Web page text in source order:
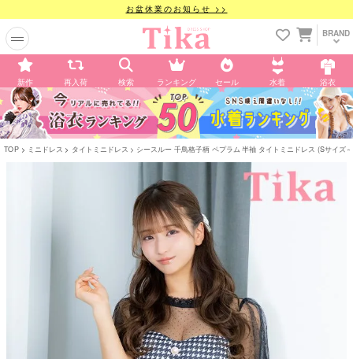
お盆休業のお知らせ >>
BRAND
新作 再入荷 検索 ランキング セール 水着 浴衣
TOP ミニドレス タイトミニドレス シースルー 千鳥格子柄 ペプラム 半袖 タイトミニドレス (Sサイズ